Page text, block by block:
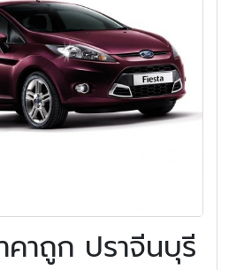
คาถูก ปราจีนบุรี